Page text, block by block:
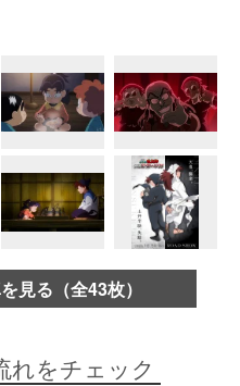
見る（全43枚）
れをチェック